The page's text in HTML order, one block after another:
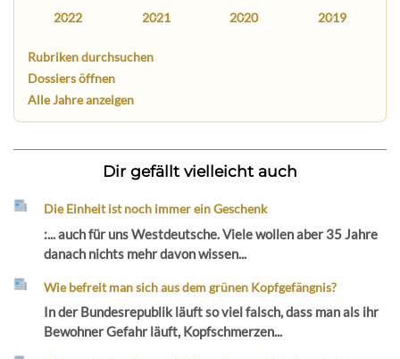
2022 2021 2020 2019
Rubriken durchsuchen
Dossiers öffnen
Alle Jahre anzeigen
Dir gefällt vielleicht auch
Die Einheit ist noch immer ein Geschenk
:... auch für uns Westdeutsche. Viele wollen aber 35 Jahre
danach nichts mehr davon wissen...
Wie befreit man sich aus dem grünen Kopfgefängnis?
In der Bundesrepublik läuft so viel falsch, dass man als ihr
Bewohner Gefahr läuft, Kopfschmerzen...